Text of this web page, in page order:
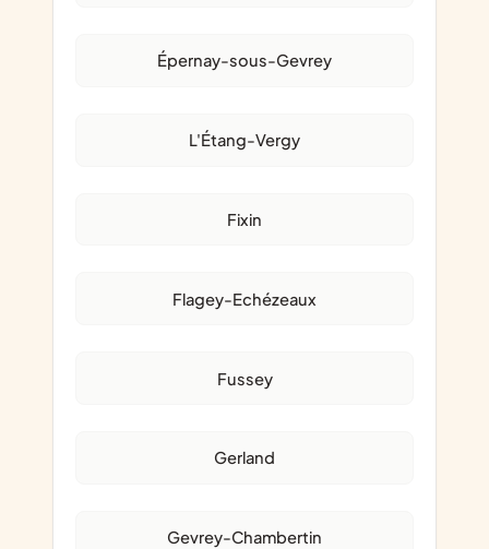
Épernay-sous-Gevrey
L'Étang-Vergy
Fixin
Flagey-Echézeaux
Fussey
Gerland
Gevrey-Chambertin